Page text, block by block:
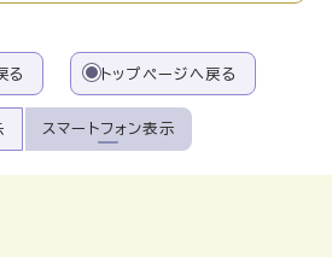
る トップページへ戻る
スマートフォン表示